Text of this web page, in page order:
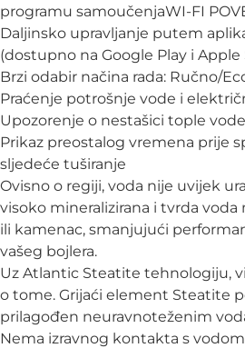
programu samoučenjaWI-FI
Daljinsko upravljanje putem
(dostupno na Google Play i Apple
Brzi odabir načina rada: Ručno/
Praćenje potrošnje vode i
Upozorenje o nestašici tople vode
Prikaz preostalog vremena prije
sljedeće tuširanje
Ovisno o regiji, voda nije uvijek
visoko mineralizirana i tvrda
ili kamenac, smanjujući
vašeg bojlera.
Uz Atlantic Steatite tehnologiju,
o tome. Grijaći element Steatite
prilagođen neuravnoteženim
Nema izravnog kontakta s vodom